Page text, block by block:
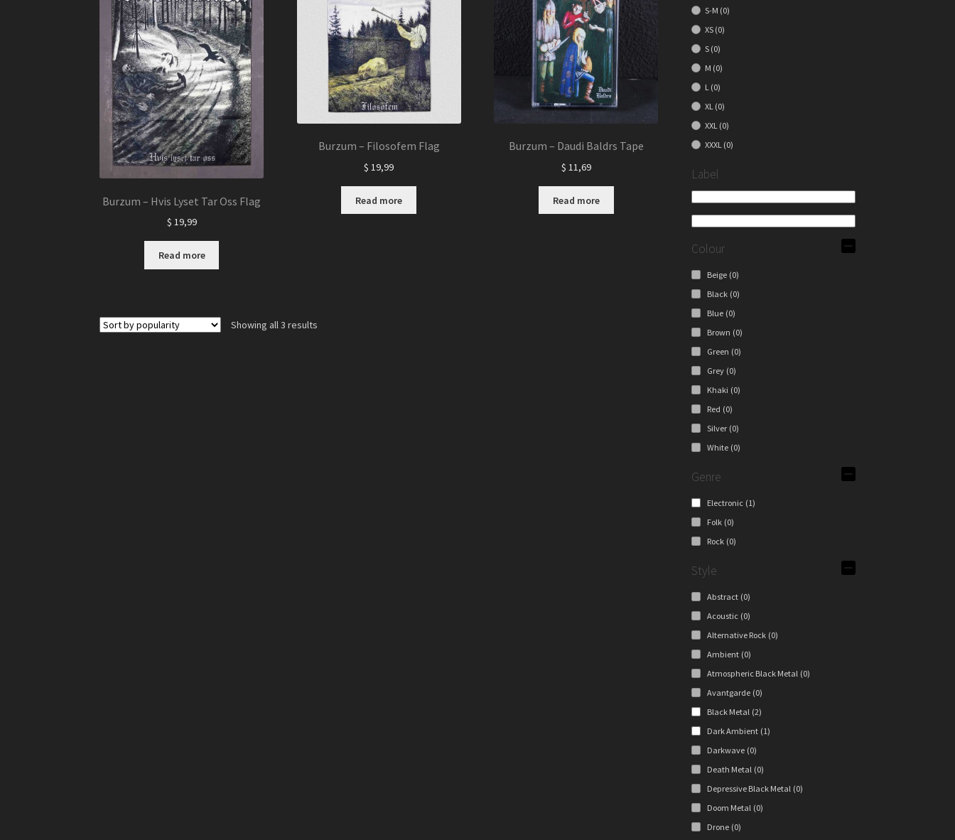
Burzum – Hvis Lyset Tar Oss Flag
$ 19,99
Read more
Burzum – Filosofem Flag
$ 19,99
Read more
Burzum – Daudi Baldrs Tape
$ 11,69
Read more
Showing all 3 results
S-M (0)
XS (0)
S (0)
M (0)
L (0)
XL (0)
XXL (0)
XXXL (0)
Label
Colour
Beige (0)
Black (0)
Blue (0)
Brown (0)
Green (0)
Grey (0)
Khaki (0)
Red (0)
Silver (0)
White (0)
Genre
Electronic (1)
Folk (0)
Rock (0)
Style
Abstract (0)
Acoustic (0)
Alternative Rock (0)
Ambient (0)
Atmospheric Black Metal (0)
Avantgarde (0)
Black Metal (2)
Dark Ambient (1)
Darkwave (0)
Death Metal (0)
Depressive Black Metal (0)
Doom Metal (0)
Drone (0)